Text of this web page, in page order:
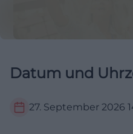
Datum und
27. September 2026